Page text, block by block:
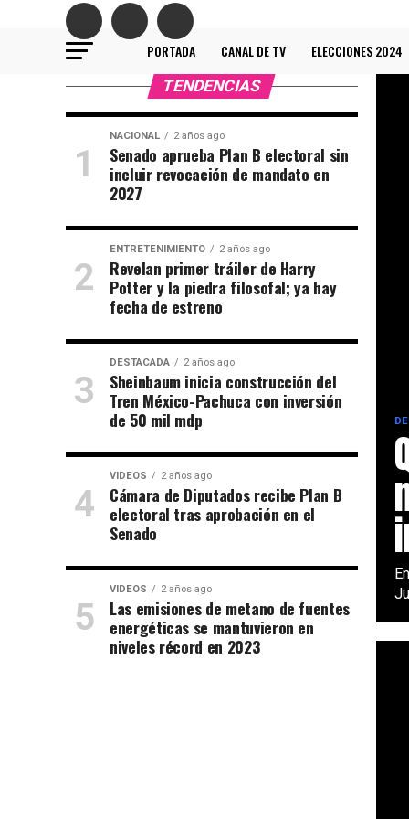
PORTADA CANAL DE TV ELECCIONES 2024
TENDENCIAS
NACIONAL 2 años ago
Senado aprueba Plan B electoral sin
incluir revocación de mandato en
2027
ENTRETENIMIENTO 2 años ago
Revelan primer tráiler de Harry
Potter y la piedra filosofal; ya hay
fecha de estreno
DESTACADA 2 años ago
Sheinbaum inicia construcción del
Tren México-Pachuca con inversión
de 50 mil mdp
VIDEOS 2 años ago
Cámara de Diputados recibe Plan B
electoral tras aprobación en el
Senado
VIDEOS 2 años ago
Las emisiones de metano de fuentes
energéticas se mantuvieron en
niveles récord en 2023